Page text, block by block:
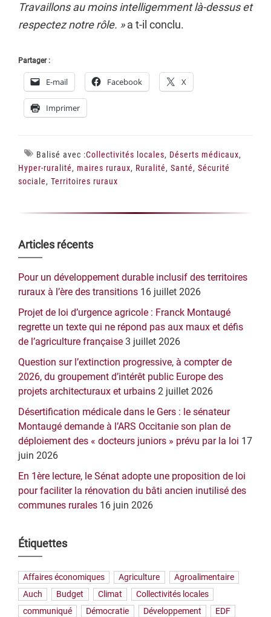
Travaillons au moins intelligemment là-dessus et
respectez notre rôle. »a t-il conclu.
Partager :
E-mail Facebook X
Imprimer
Balisé avec :Collectivités locales, Déserts médicaux,
Hyper-ruralité, maires ruraux, Ruralité, Santé, Sécurité
sociale, Territoires ruraux
Barre
latérale
principale
Articles récents
Pour un développement durable inclusif des territoires
ruraux à l’ère des transitions 16 juillet 2026
Projet de loi d’urgence agricole : Franck Montaugé
regrette un texte qui ne répond pas aux maux et défis
de l’agriculture française 3 juillet 2026
Question sur l’extinction progressive, à compter de
2026, du groupement d’intérêt public Europe des
projets architecturaux et urbains 2 juillet 2026
Désertification médicale dans le Gers : le sénateur
Montaugé demande à l’ARS Occitanie son plan de
déploiement des « docteurs juniors » prévu par la loi 17
juin 2026
En 1ère lecture, le Sénat adopte une proposition de loi
pour faciliter la rénovation du bâti ancien inutilisé des
communes rurales 16 juin 2026
Étiquettes
Affaires économiques Agriculture
Agroalimentaire
Auch
Budget Climat
Collectivités locales
communiqué
Démocratie Développement
EDF